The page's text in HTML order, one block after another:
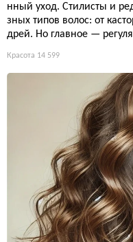
нный уход. Стилисты и
зных типов волос: от
дрей. Но главное —
Красота 14 599